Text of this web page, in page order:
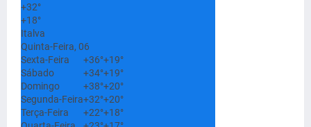
+32°
+18°
Italva
Quinta-Feira, 06
Sexta-Feira
+36°+19°
Sábado
+34°+19°
Domingo
+38°+20°
Segunda-Feira+32°+20°
Terça-Feira
+22°+18°